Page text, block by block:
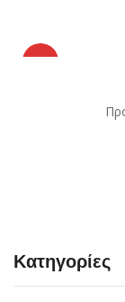
Προσ
Κατηγορίες